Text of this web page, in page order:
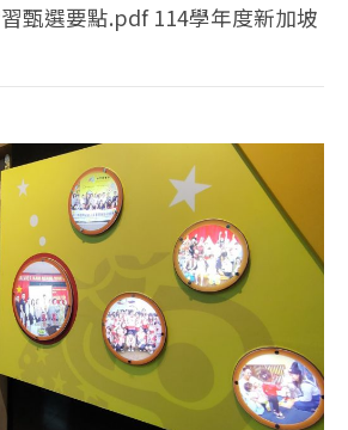
甄選要點.pdf 114學年度新加坡